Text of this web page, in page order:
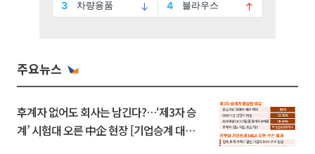
주요뉴스
후계자 없어도 회사는 남긴다?…‘제3자 승
계’ 시험대 오른 中企 현장 [기업승계 대전